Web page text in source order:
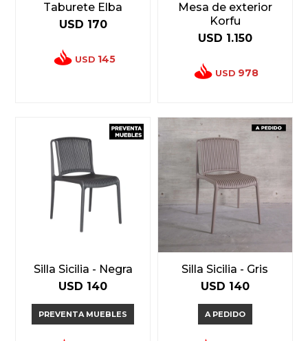
Taburete Elba
USD 170
USD 145
Mesa de exterior
Korfu
USD 1.150
USD 978
Silla Sicilia - Negra
USD 140
PREVENTA MUEBLES
Silla Sicilia - Gris
USD 140
A PEDIDO